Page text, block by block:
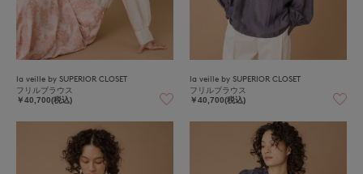
la veille by SUPERIOR CLOSET
フリルブラウス
￥40,700(税込)
la veille by SUPERIOR CLOSET
フリルブラウス
￥40,700(税込)